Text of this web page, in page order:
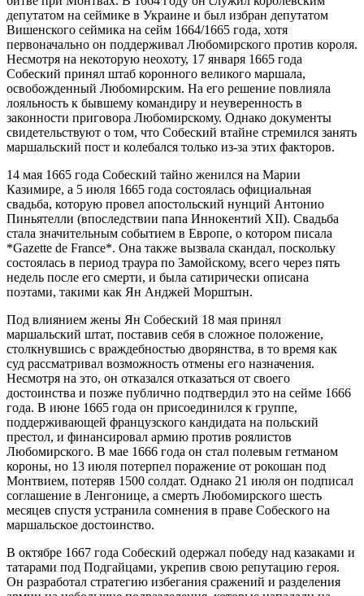
депутатом на сеймике в Украине и был избран депутатом
Вишенского сеймика на сейм 1664/1665 года, хотя
первоначально он поддерживал Любомирского против короля.
Несмотря на некоторую неохоту, 17 января 1665 года
Собеский принял штаб коронного великого маршала,
освобожденный Любомирским. На его решение повлияла
лояльность к бывшему командиру и неуверенность в
законности приговора Любомирскому. Однако документы
свидетельствуют о том, что Собеский втайне стремился занять
маршальский пост и колебался только из-за этих факторов.
14 мая 1665 года Собеский тайно женился на Марии
Казимире, а 5 июля 1665 года состоялась официальная
свадьба, которую провел апостольский нунций Антонио
Пиньятелли (впоследствии папа Иннокентий XII). Свадьба
стала значительным событием в Европе, о котором писала
*Gazette de France*. Она также вызвала скандал, поскольку
состоялась в период траура по Замойскому, всего через пять
недель после его смерти, и была сатирически описана
поэтами, такими как Ян Анджей Морштын.
Под влиянием жены Ян Собеский 18 мая принял
маршальский штат, поставив себя в сложное положение,
столкнувшись с враждебностью дворянства, в то время как
суд рассматривал возможность отмены его назначения.
Несмотря на это, он отказался отказаться от своего
достоинства и позже публично подтвердил это на сейме 1666
года. В июне 1665 года он присоединился к группе,
поддерживающей французского кандидата на польский
престол, и финансировал армию против роялистов
Любомирского. В мае 1666 года он стал полевым гетманом
короны, но 13 июля потерпел поражение от рокошан под
Монтвием, потеряв 1500 солдат. Однако 21 июля он подписал
соглашение в Ленгонице, а смерть Любомирского шесть
месяцев спустя устранила сомнения в праве Собеского на
маршальское достоинство.
В октябре 1667 года Собеский одержал победу над казаками и
татарами под Подгайцами, укрепив свою репутацию героя.
Он разработал стратегию избегания сражений и разделения